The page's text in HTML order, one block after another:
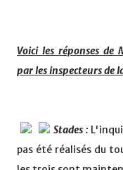
Voici les réponses de
par les inspecteurs de
Stades :
pas été réalisés du